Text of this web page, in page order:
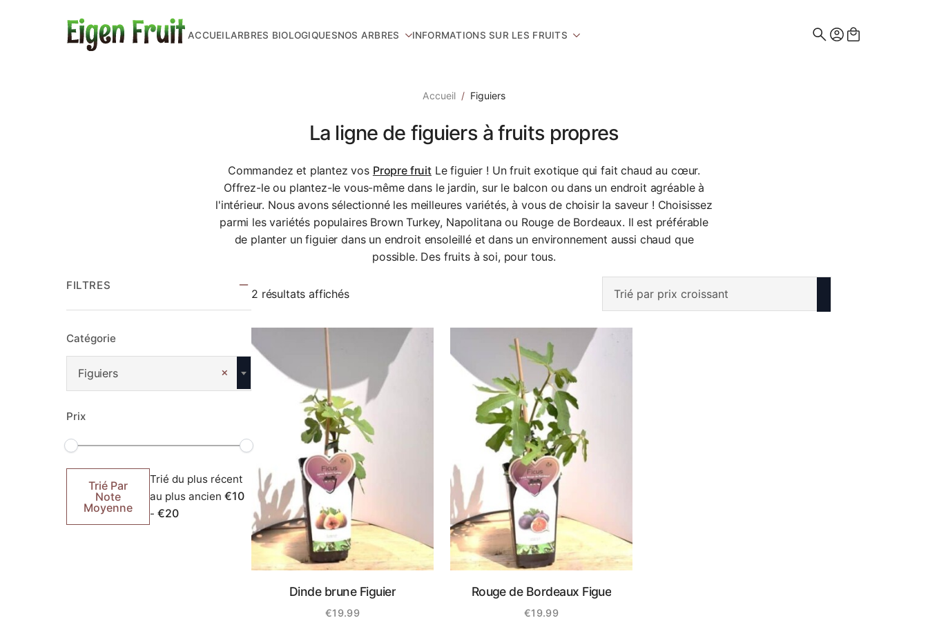
ACCUEILARBRES BIOLOGIQUESNOS ARBRES INFORMATIONS SUR LES FRUITS
Accueil Figuiers
La ligne de figuiers à fruits propres
Commandez et plantez vos Propre fruitLe figuier ! Un fruit exotique qui fait chaud au cœur.
Offrez-le ou plantez-le vous-même dans le jardin, sur le balcon ou dans un endroit agréable à
l'intérieur. Nous avons sélectionné les meilleures variétés, à vous de choisir la saveur ! Choisissez
parmi les variétés populaires Brown Turkey, Napolitana ou Rouge de Bordeaux. Il est préférable
de planter un figuier dans un endroit ensoleillé et dans un environnement aussi chaud que
possible. Des fruits à soi, pour tous.
FILTRES
Catégorie
×
Figuiers
Prix
Tri
défaut
Trié
popularité
Trié Par
Note
Moyenne
Trié du plus récent
au plus ancien€10
-€20
2 résultats affichés
Dinde brune Figuier
€19.99
Rouge de Bordeaux Figue
€19.99